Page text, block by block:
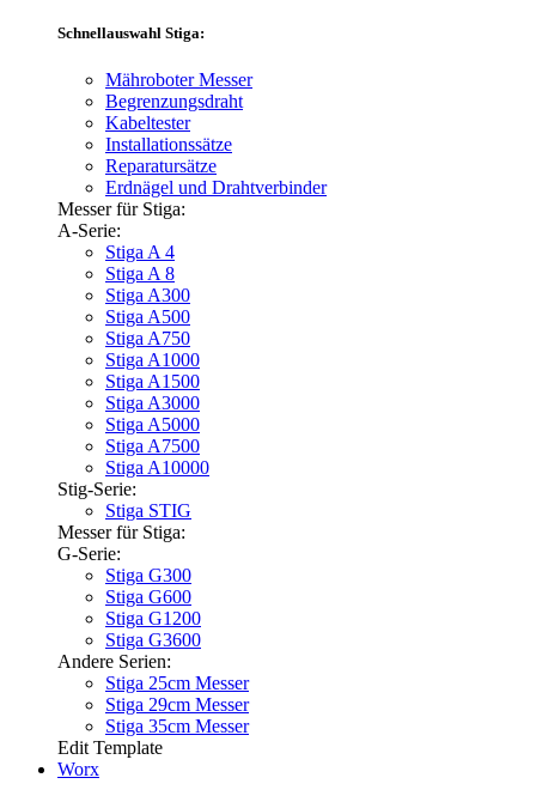
Schnellauswahl Stiga:
Mähroboter Messer
Begrenzungsdraht
Kabeltester
Installationssätze
Reparatursätze
Erdnägel und Drahtverbinder
Messer für Stiga:
A-Serie:
Stiga A 4
Stiga A 8
Stiga A300
Stiga A500
Stiga A750
Stiga A1000
Stiga A1500
Stiga A3000
Stiga A5000
Stiga A7500
Stiga A10000
Stig-Serie:
Stiga STIG
Messer für Stiga:
G-Serie:
Stiga G300
Stiga G600
Stiga G1200
Stiga G3600
Andere Serien:
Stiga 25cm Messer
Stiga 29cm Messer
Stiga 35cm Messer
Edit Template
Worx